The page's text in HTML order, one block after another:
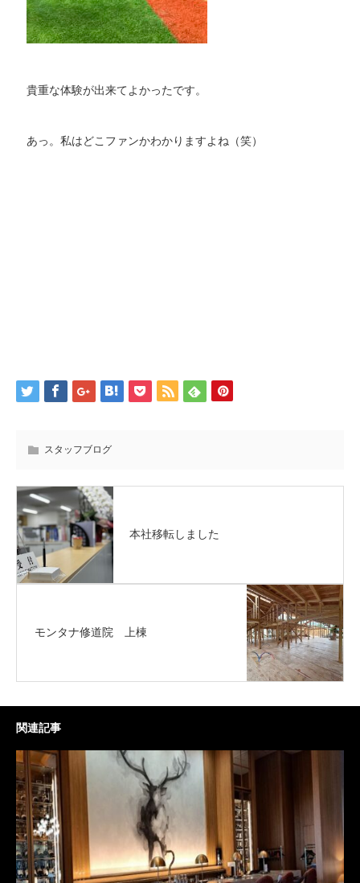
貴重な体験が出来てよかったです。
あっ。私はどこファンかわかりますよね（笑）
スタッフブログ
本社移転しました
モンタナ修道院 上棟
関連記事